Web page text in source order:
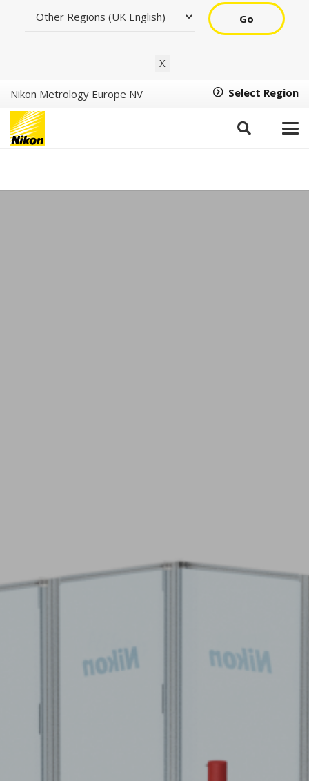
Go
X
Nikon Metrology Europe NV Select Region